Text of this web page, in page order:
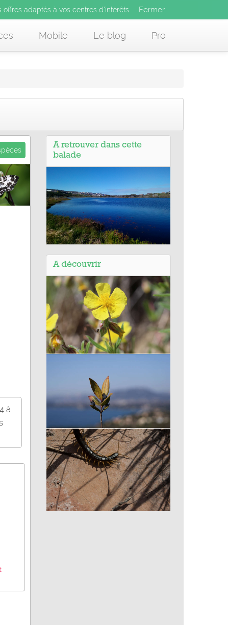
offres adaptés à vos centres d’intérêts. x
Mobile Le blog Pro
adaptés à vos centres d’intérêts. Fermer
offres adaptés à vos centres d’intérêts.
à
A retrouver dans cette
balade
(97) - La Vallée du Milieu
A découvrir
Myrte commun